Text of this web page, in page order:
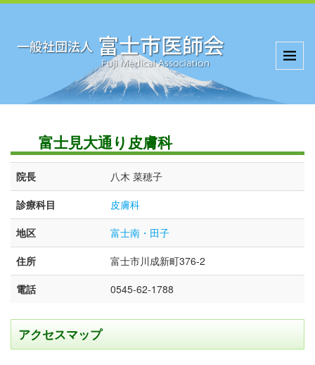
富士見大通り皮膚科
院長
八木 菜穂子
診療科目
皮膚科
地区
富士南・田子
住所
富士市川成新町376-2
電話
0545-62-1788
アクセスマップ